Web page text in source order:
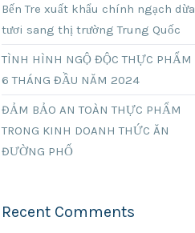
Bến Tre xuất khẩu chính ngạch dừa
tươi sang thị trường Trung Quốc
TÌNH HÌNH NGỘ ĐỘC THỰC PHẨM
6 THÁNG ĐẦU NĂM 2024
ĐẢM BẢO AN TOÀN THỰC PHẨM
TRONG KINH DOANH THỨC ĂN
ĐƯỜNG PHỐ
Recent Comments